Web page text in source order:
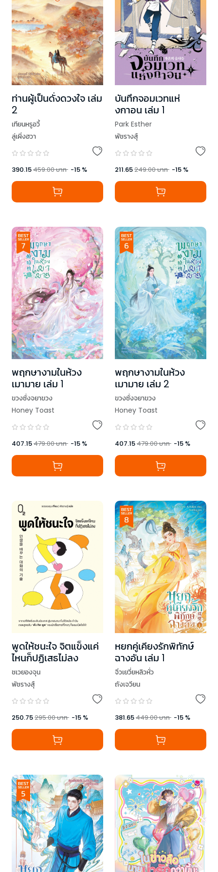
ท่านผู้เป็นดั่งดวงใจ เล่ม
2
เทียนหรูอวี้
ลู่เผิ่งฮวา
390.15459.00บาท -15 %
บันทึกจอมเวทแห่
งกาอน เล่ม 1
Park Esther
พัชรางสุ์
211.65249.00บาท -15 %
พฤกษางามในห้วง
เมามาย เล่ม 1
ขวงซั่งจยาขวง
Honey Toast
407.15479.00บาท -15 %
พฤกษางามในห้วง
เมามาย เล่ม 2
ขวงซั่งจยาขวง
Honey Toast
407.15479.00บาท -15 %
พูดให้ชนะใจ จิตแข็งแค่
ไหนก็ปฏิเสธไม่ลง
ชเวยองจุน
พัชรางสุ์
250.75295.00บาท -15 %
หยกคู่เคียงรักพิทักษ์
ฉางอัน เล่ม 1
จิ่วเยวี่ยหลิวหั่ว
ถังเจวียน
381.65449.00บาท -15 %